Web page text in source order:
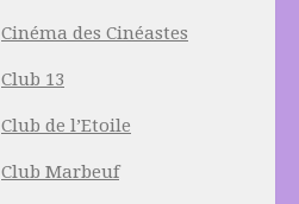
Cinéma des Cinéastes
Club 13
Club de l’Etoile
Club Marbeuf